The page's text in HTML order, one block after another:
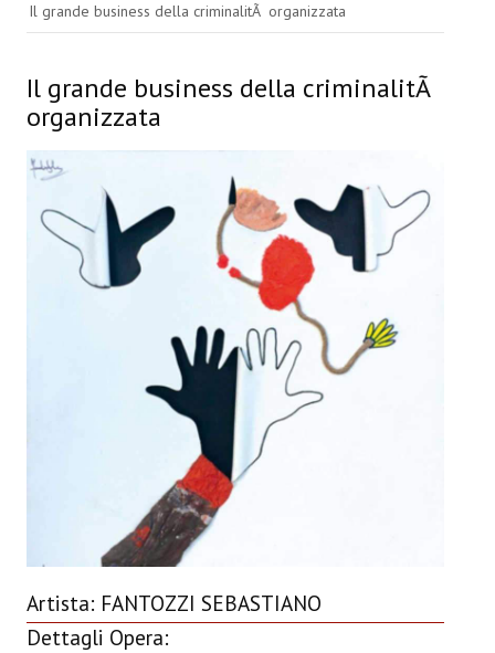
EVENTI & FIERE
RIVISTA
Ultime 5 Riviste
LABORATORIO ACCA
Video Laboratorio Acca
Artisti Laboratorio Acca
Una sera con Laboratorio AccA
Mostra "Roma Contemporanea"
GALLERIA ESS&RRE
Il grande business della criminalitÃ organizzata
Il grande business della criminalitÃ
organizzata
Artista: FANTOZZI SEBASTIANO
Dettagli Opera: